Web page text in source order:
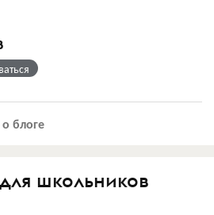
о блоге
школьников